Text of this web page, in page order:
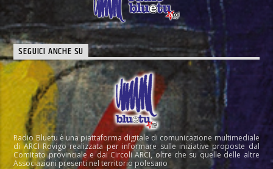
SEGUICI ANCHE SU
Radio Bluetu è una piattaforma digitale di comunicazione multimediale
di ARCI Rovigo realizzata per informare sulle iniziative proposte dal
Comitato provinciale e dai Circoli ARCI, oltre che su quelle delle altre
Associazioni presenti nel territorio polesano